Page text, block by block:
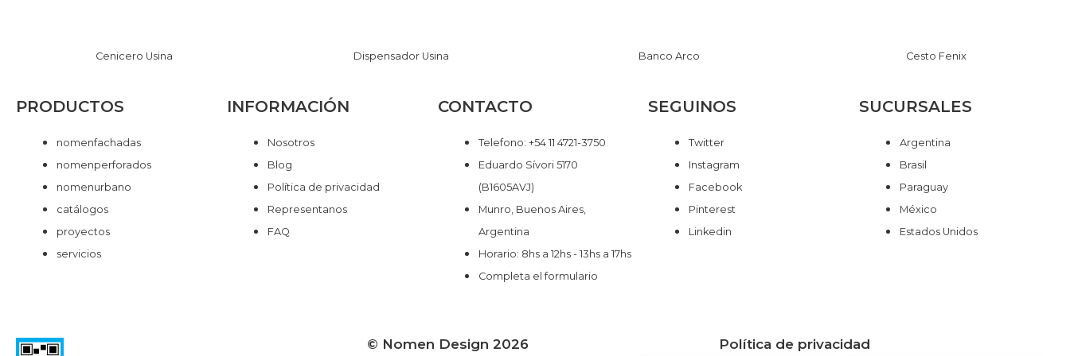
Cenicero Usina Dispensador Usina Banco Arco Cesto Fenix
PRODUCTOS
nomenfachadas
nomenperforados
nomenurbano
catálogos
proyectos
servicios
INFORMACIÓN
Nosotros
Blog
Política de privacidad
Representanos
FAQ
CONTACTO
Telefono: +54 11 4721-3750
Eduardo Sívori 5170
(B1605AVJ)
Munro, Buenos Aires,
Argentina
Horario: 8hs a 12hs - 13hs a 17hs
Completa el formulario
SEGUINOS
Twitter
Instagram
Facebook
Pinterest
Linkedin
SUCURSALES
Argentina
Brasil
Paraguay
México
Estados Unidos
© Nomen Design 2026 Política de privacidad